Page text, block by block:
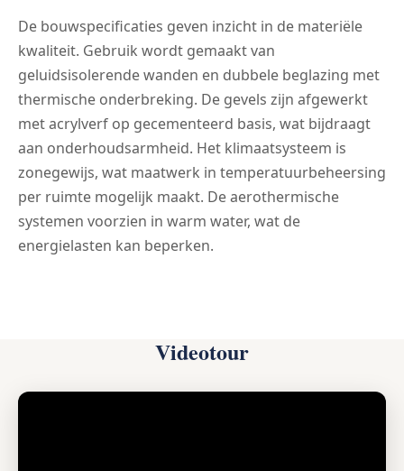
De bouwspecificaties geven inzicht in de materiële
kwaliteit. Gebruik wordt gemaakt van
geluidsisolerende wanden en dubbele beglazing met
thermische onderbreking. De gevels zijn afgewerkt
met acrylverf op gecementeerd basis, wat bijdraagt
aan onderhoudsarmheid. Het klimaatsysteem is
zonegewijs, wat maatwerk in temperatuurbeheersing
per ruimte mogelijk maakt. De aerothermische
systemen voorzien in warm water, wat de
energielasten kan beperken.
Videotour